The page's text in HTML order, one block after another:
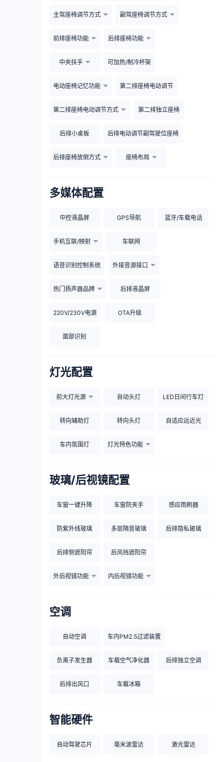
主驾座椅调节方式 副驾座椅调节方式
前排座椅功能 后排座椅功能
中央扶手 可加热/制冷杯架
电动座椅记忆功能 第二排座椅电动调节
第二排座椅电动调节方式 第二排独立座椅
后排小桌板 后排电动调节副驾驶位座椅
后排座椅放倒方式 座椅布局
多媒体配置
中控液晶屏 GPS导航 蓝牙/车载电话
手机互联/映射 车联网
语音识别控制系统 外接音源接口
热门扬声器品牌 后排液晶屏
220V/230V电源 OTA升级
面部识别
灯光配置
前大灯光源 自动头灯 LED日间行车灯
转向辅助灯 转向头灯 自适应远近光
车内氛围灯 灯光特色功能
玻璃/后视镜配置
车窗一键升降 车窗防夹手 感应雨刷器
防紫外线玻璃 多层隔音玻璃 后排隐私玻璃
后排侧遮阳帘 后风挡遮阳帘
外后视镜功能 内后视镜功能
空调
自动空调 车内PM2.5过滤装置
负离子发生器 车载空气净化器 后排独立空调
后排出风口 车载冰箱
智能硬件
自动驾驶芯片 毫米波雷达 激光雷达